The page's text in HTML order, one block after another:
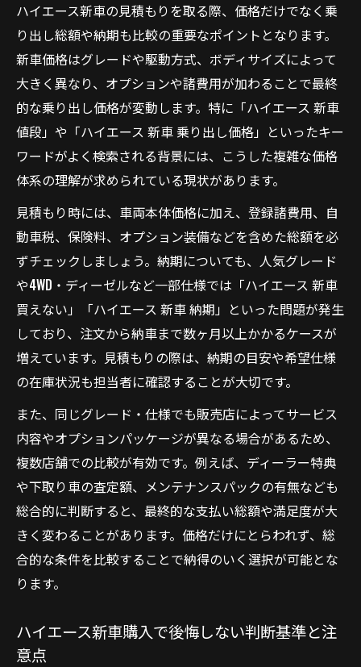
家族や送迎向けハイエース新車のポイント
徹底解説
レジャー・車中泊用途で選ぶハイエース新
車の実力
ハイエース新車のナンバー区分や定員変更
の注意点
ワゴン・バン別で見るハイエース新車の特
最新の納期事情とハイエース新車の見通し
ハイエース新車はなぜ買えない？最新納期
事情を解説
ハイエース新車の納期が長期化する理由と
対策
人気グレード集中によるハイエース新車の
供給状況
ハイエース新車を早く手に入れる方法と注
意点
ハイエース新車納期の最新情報と今後の見
通し
乗り出し総額から見るハイエース新車の実力
ハイエース新車の乗り出し価格に含まれる
費用内訳
ハイエース新車の見積もり時に確認すべき
ハイエース新車の見積もりを取る際、価格だけでなく乗
り出し総額や納期も比較の重要なポイントとなります。
新車価格はグレードや駆動方式、ボディサイズによって
大きく異なり、オプションや諸費用が加わることで最終
的な乗り出し価格が変動します。特に「ハイエース 新車
値段」や「ハイエース 新車 乗り出し価格」といったキー
ワードがよく検索される背景には、こうした複雑な価格
体系の理解が求められている現状があります。
見積もり時には、車両本体価格に加え、登録諸費用、自
動車税、保険料、オプション装備などを含めた総額を必
ずチェックしましょう。納期についても、人気グレード
や4WD・ディーゼルなど一部仕様では「ハイエース 新車
買えない」「ハイエース 新車 納期」といった問題が発生
しており、注文から納車まで数ヶ月以上かかるケースが
増えています。見積もりの際は、納期の目安や希望仕様
の在庫状況も担当者に確認することが大切です。
また、同じグレード・仕様でも販売店によってサービス
内容やオプションパッケージが異なる場合があるため、
複数店舗での比較が有効です。例えば、ディーラー特典
や下取り車の査定額、メンテナンスパックの有無なども
総合的に判断すると、最終的な支払い総額や満足度が大
きく変わることがあります。価格だけにとらわれず、総
合的な条件を比較することで納得のいく選択が可能とな
ります。
ハイエース新車購入で後悔しない判断基準と注
意点